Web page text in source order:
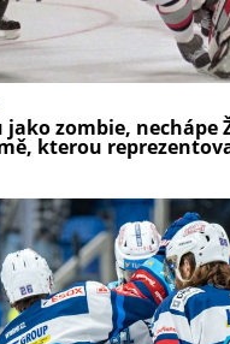
jako zombie, nechápe
kterou